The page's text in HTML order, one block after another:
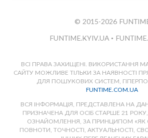
© 2015-2026
FUNTIME.KYIV.UA •
ВСІ ПРАВА ЗАХИЩЕНІ. ВИКОРИСТАННЯ
САЙТУ МОЖЛИВЕ ТІЛЬКИ ЗА НАЯВНОСТІ
ДЛЯ ПОШУКОВИХ СИСТЕМ,
FUNTIME.COM.UA
ВСЯ ІНФОРМАЦІЯ, ПРЕДСТАВЛЕНА НА
ПРИЗНАЧЕНА ДЛЯ ОСІБ СТАРШЕ 21
ОЗНАЙОМЛЕННЯ, ЗА ПРИНЦИПОМ «ЯК
ПОВНОТИ, ТОЧНОСТІ, АКТУАЛЬНОСТІ,